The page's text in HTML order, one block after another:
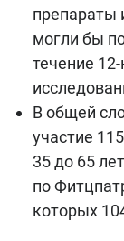
препараты
могли бы
течение
В общей
участие
35 до 65
по
которых